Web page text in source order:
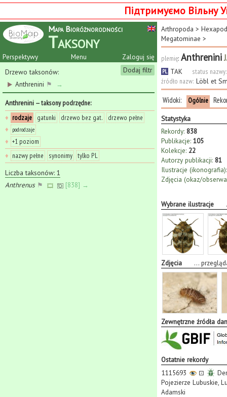
Підтримуємо Вільну
Mapa Bioróżnorodności
Taksony
Perspektywy Zaloguj się
Menu
Dodaj filtr
Drzewo taksonów:
Anthrenini ⚑ →
Anthrenini — taksony podrzędne:
♦ rodzaje gatunki drzewo bez gat.
drzewo pełne
♦ podrodzaje
♦ +1 poziom
♦ nazwy pełne synonimy tylko PL
Liczba taksonów: 1
Anthrenus⚑ [838] →
Arthropoda >
Megatominae >
plemię: Anthrenini
PL TAK
status nazwy:
źródło nazw: Löbl et
Widoki: Ogólnie
Statystyka
Rekordy: 838
Publikacje: 105
Kolekcje: 22
Autorzy publikacji: 81
Ilustracje (ikonografia):
Zdjęcia (okaz/
Wybrane ilustracje
Zdjęcia ...
Zewnętrzne źródła
Ostatnie rekordy
1115693
⊡
Pojezierze Lubuskie,
Adamski